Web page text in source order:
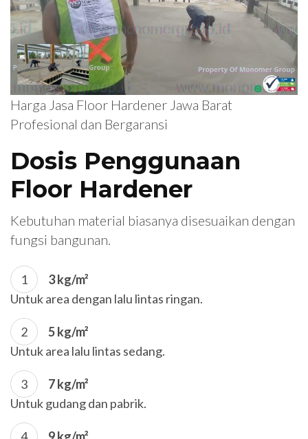
Harga Jasa Floor Hardener Jawa Barat
Profesional dan Bergaransi
Dosis Penggunaan
Floor Hardener
Kebutuhan material biasanya disesuaikan dengan
fungsi bangunan.
3 kg/m²
Untuk area dengan lalu lintas ringan.
5 kg/m²
Untuk area lalu lintas sedang.
7 kg/m²
Untuk gudang dan pabrik.